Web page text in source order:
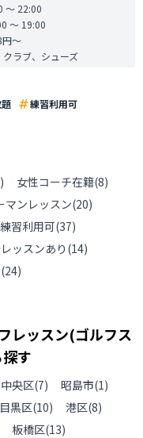
〜 22:00
〜 19:00
〜
クラブ、シューズ
練習利用可
) 女性コーチ在籍(8)
マンレッスン(20)
練習利用可(37)
ッスンあり (14)
(24)
レッスン(ゴルフス
す
中央区(7) 昭島市(1)
目黒区(10) 港区(8)
板橋区(13)